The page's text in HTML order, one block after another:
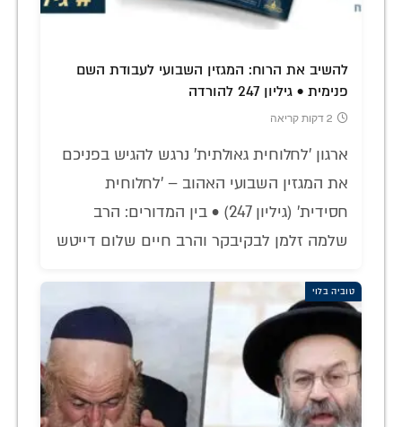
להשיב את הרוח: המגזין השבועי לעבודת השם
פנימית • גיליון 247 להורדה
2 דקות קריאה
ארגון 'לחלוחית גאולתית' נרגש להגיש בפניכם
את המגזין השבועי האהוב – 'לחלוחית
חסידית' (גיליון 247) • בין המדורים: הרב
שלמה זלמן לבקיבקר והרב חיים שלום דייטש
טוביה בלוי